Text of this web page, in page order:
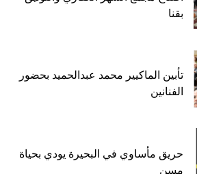
بقنا
تأبين الماكيير محمد عبدالحميد بحضور
الفنانين
حريق مأساوي في البحيرة يودي بحياة
مسن